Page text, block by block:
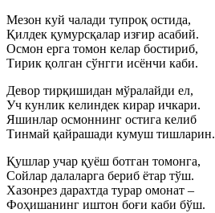
Мезон куй чалади тупроқ остида,
Қилдек қумурсқалар изғир асабий.
Осмон ерга томон келар бостириб,
Тирик қолган сўнгги исёнчи каби.
Девор тирқишидан мўралайди ел,
Уч кунлик келиндек кирар ичкари.
Яшинлар осмоннинг остига келиб
Тинмай қайрашади кумуш тишларин.
Қушлар учар қуёш ботган томонга,
Сойлар далаларга бериб ётар тўш.
Хазонрез дарахтда турар омонат –
Фоҳишанинг иштон боғи каби бўш.